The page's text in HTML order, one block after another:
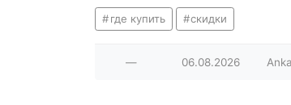
где купить скидки
— 06.08.2026 Anka